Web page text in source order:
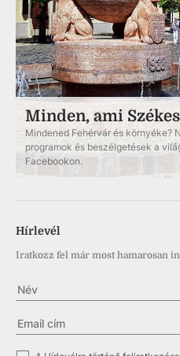
Minden, ami
Mindened Fehérvár és környéke?
programok és beszélgetések a
Facebookon.
Hírlevél
Iratkozz fel már most hamarosan